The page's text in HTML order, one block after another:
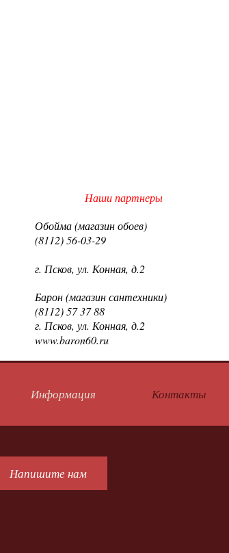
Наши партнеры
Обойма (магазин обоев)
(8112) 56-03-29
г. Псков, ул. Конная, д.2
Барон (магазин сантехники)
(8112) 57 37 88
г. Псков, ул. Конная, д.2
www.baron60.ru
Информация Контакты
Напишите нам